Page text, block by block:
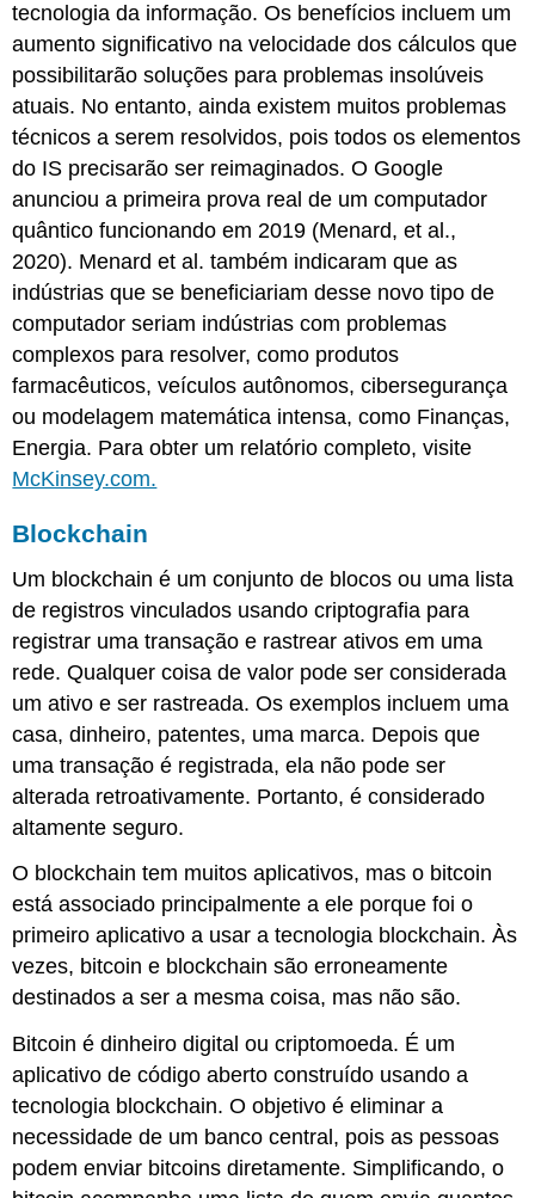
tecnologia da informação. Os benefícios incluem um
aumento significativo na velocidade dos cálculos que
possibilitarão soluções para problemas insolúveis
atuais. No entanto, ainda existem muitos problemas
técnicos a serem resolvidos, pois todos os elementos
do IS precisarão ser reimaginados. O Google
anunciou a primeira prova real de um computador
quântico funcionando em 2019 (Menard, et al.,
2020). Menard et al. também indicaram que as
indústrias que se beneficiariam desse novo tipo de
computador seriam indústrias com problemas
complexos para resolver, como produtos
farmacêuticos, veículos autônomos, cibersegurança
ou modelagem matemática intensa, como Finanças,
Energia. Para obter um relatório completo, visite
McKinsey.com.
Blockchain
Um blockchain é um conjunto de blocos ou uma lista
de registros vinculados usando criptografia para
registrar uma transação e rastrear ativos em uma
rede. Qualquer coisa de valor pode ser considerada
um ativo e ser rastreada. Os exemplos incluem uma
casa, dinheiro, patentes, uma marca. Depois que
uma transação é registrada, ela não pode ser
alterada retroativamente. Portanto, é considerado
altamente seguro.
O blockchain tem muitos aplicativos, mas o bitcoin
está associado principalmente a ele porque foi o
primeiro aplicativo a usar a tecnologia blockchain. Às
vezes, bitcoin e blockchain são erroneamente
destinados a ser a mesma coisa, mas não são.
Bitcoin é dinheiro digital ou criptomoeda. É um
aplicativo de código aberto construído usando a
tecnologia blockchain. O objetivo é eliminar a
necessidade de um banco central, pois as pessoas
podem enviar bitcoins diretamente. Simplificando, o